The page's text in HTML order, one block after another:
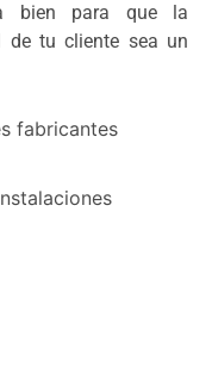
bien para que la
de tu cliente sea un
fabricantes